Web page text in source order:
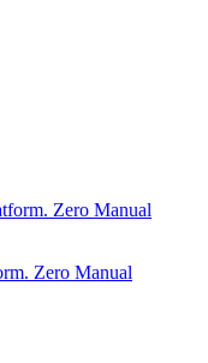
Zero Manual